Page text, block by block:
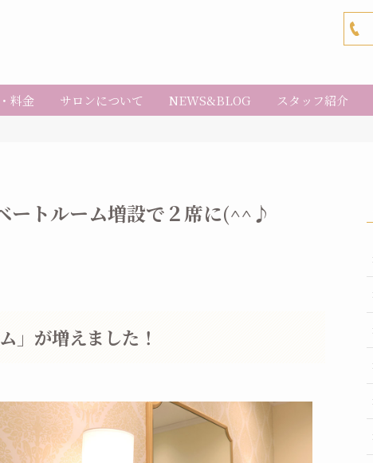
料金 サロンについて NEWS&BLOG スタッフ紹介
トルーム増設で２席に(^^♪
」が増えました！